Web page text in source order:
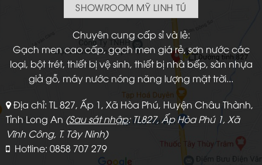
SHOWROOM MỸ LINH TÚ
Chuyên cung cấp sỉ và lẻ:
Gạch men cao cấp, gạch men giá rẻ, sơn nước các
loại, bột trét, thiết bị vệ sinh, thiết bị nhà bếp, sàn nhựa
giả gỗ, máy nước nóng năng lượng mặt trời...
Địa chỉ: TL 827, Ấp 1, Xã Hòa Phú, Huyện Châu Thành,
Tỉnh Long An (Sau sát nhập: TL827, Ấp Hòa Phú 1, Xã
Vĩnh Công, T. Tây Ninh)
Hotline: 0858 707 279